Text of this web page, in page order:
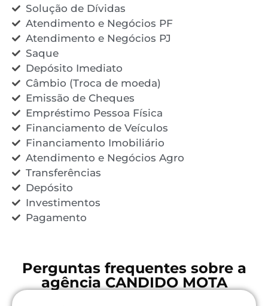
Solução de Dívidas
Atendimento e Negócios PF
Atendimento e Negócios PJ
Saque
Depósito Imediato
Câmbio (Troca de moeda)
Emissão de Cheques
Empréstimo Pessoa Física
Financiamento de Veículos
Financiamento Imobiliário
Atendimento e Negócios Agro
Transferências
Depósito
Investimentos
Pagamento
Perguntas frequentes sobre a
agência CANDIDO MOTA